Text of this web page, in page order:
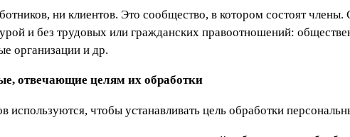
ни клиентов. Это сообщество, в котором состоят
и без трудовых или гражданских правоотношений:
организации и др.
отвечающие целям их обработки
используются, чтобы устанавливать цель обработки